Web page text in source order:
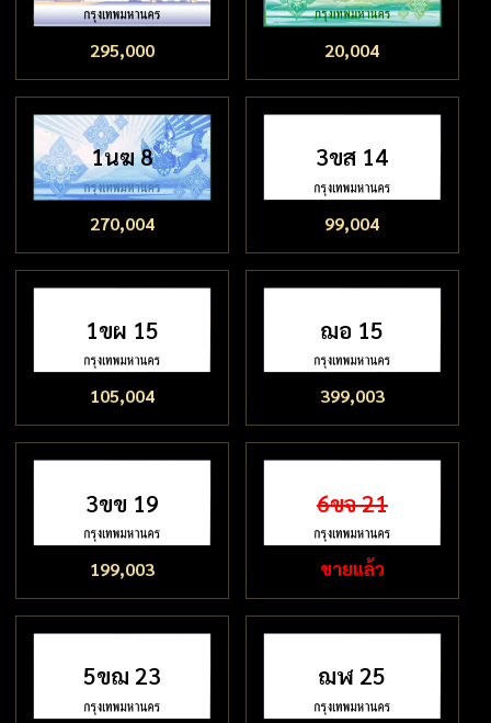
295,000 20,004
1นฆ 8
270,004
3ขส 14
99,004
1ขผ 15
105,004
ฌอ 15
399,003
3ขข 19
199,003
6ขจ 21
ขายแล้ว
5ขฌ 23 ฌฬ 25